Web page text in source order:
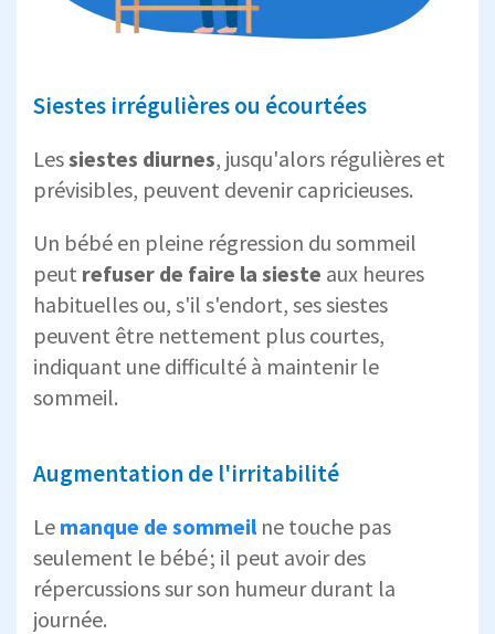
Siestes irrégulières ou écourtées
Lessiestes diurnes, jusqu'alors régulières et
prévisibles, peuvent devenir capricieuses.
Un bébé en pleine régression du sommeil
peut refuser de faire la sieste aux heures
habituelles ou, s'il s'endort, ses siestes
peuvent être nettement plus courtes,
indiquant une difficulté à maintenir le
sommeil.
Augmentation de l'irritabilité
Le manque de sommeil ne touche pas
seulement le bébé ; il peut avoir des
répercussions sur son humeur durant la
journée.